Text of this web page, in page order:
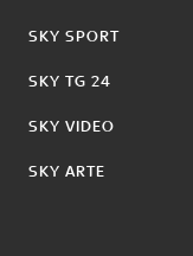
SKY SPORT
SKY TG 24
SKY VIDEO
SKY ARTE